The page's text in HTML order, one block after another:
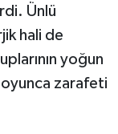
Ünlü
hali de
yoğun
zarafeti